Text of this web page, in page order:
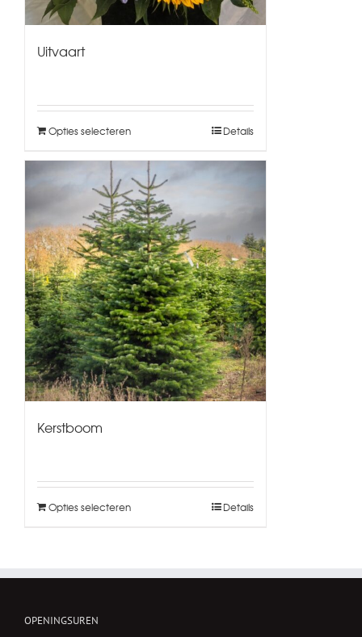
Uitvaart
Opties selecteren Details
Kerstboom
Opties selecteren Details
OPENINGSUREN